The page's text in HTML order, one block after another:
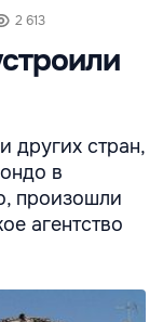
2 613
других стран,
в
произошли
агентство